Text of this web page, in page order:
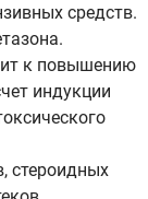
средств.
к повышению
индукции
стероидных